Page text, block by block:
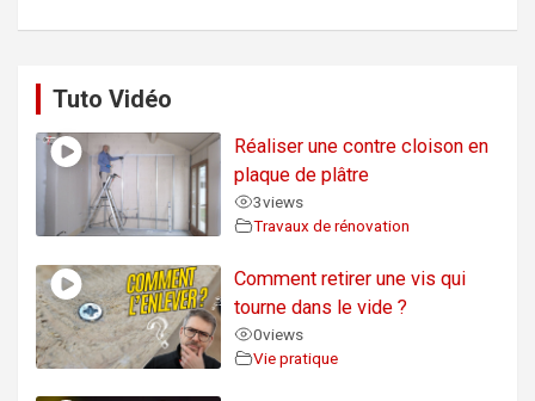
Tuto Vidéo
Réaliser une contre cloison en
plaque de plâtre
3views
Travaux de rénovation
Comment retirer une vis qui
tourne dans le vide ?
0views
Vie pratique